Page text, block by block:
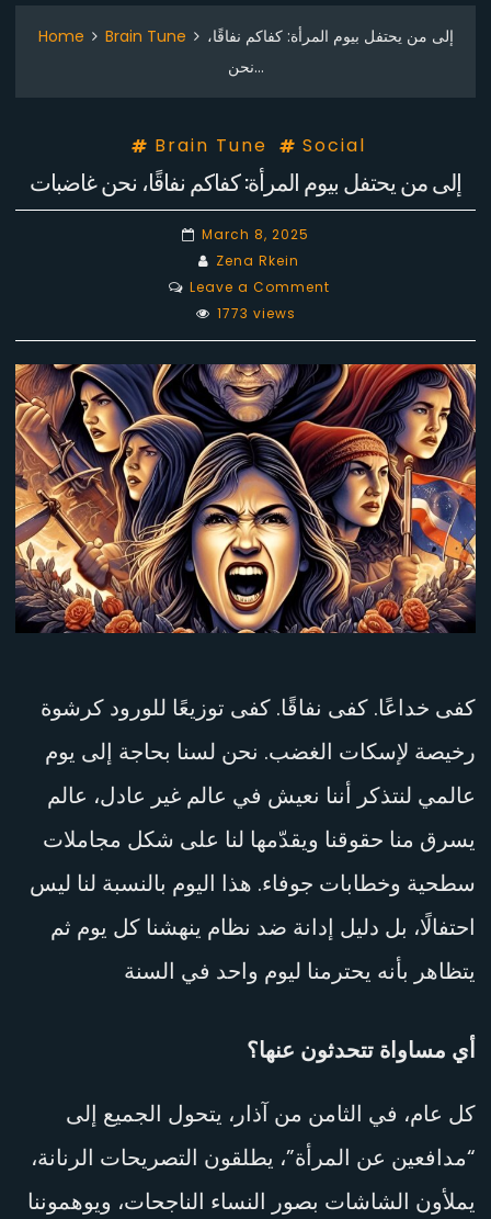
Home Brain Tune
إلى من يحتفل بيوم المرأة: كفاكم نفاقًا،
نحن…
Brain Tune Social
إلى من يحتفل بيوم المرأة: كفاكم نفاقًا، نحن غاضبات
March 8, 2025
Zena Rkein
Leave a Commenton
من
يحتفل
بيوم
المرأة:
كفاكم
نفاقًا،
نحن
غاضبات
1773 views
كفى خداعًا. كفى نفاقًا. كفى توزيعًا للورود كرشوة
رخيصة لإسكات الغضب. نحن لسنا بحاجة إلى يوم
عالمي لنتذكر أننا نعيش في عالم غير عادل، عالم
يسرق منا حقوقنا ويقدّمها لنا على شكل مجاملات
سطحية وخطابات جوفاء. هذا اليوم بالنسبة لنا ليس
احتفالًا، بل دليل إدانة ضد نظام ينهشنا كل يوم ثم
يتظاهر بأنه يحترمنا ليوم واحد في السنة
أي مساواة تتحدثون عنها؟
كل عام، في الثامن من آذار، يتحول الجميع إلى
“مدافعين عن المرأة”، يطلقون التصريحات الرنانة،
يملأون الشاشات بصور النساء الناجحات، ويوهموننا